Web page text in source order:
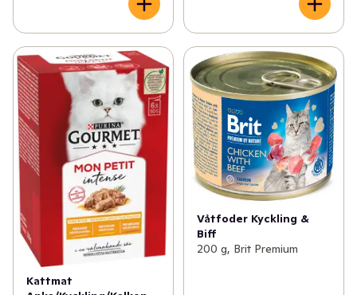
Kattmat
Våtfoder Kyckling &
Biff
200 g, Brit Premium